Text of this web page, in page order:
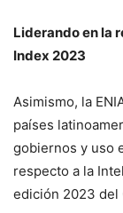
Liderando en la
Index 2023
Asimismo, la
países
gobiernos y uso
respecto a la
edición 2023 del